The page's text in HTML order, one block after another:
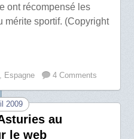
ont récompensé les
mérite sportif. (Copyright
Espagne 4 Comments
2009
au
le web